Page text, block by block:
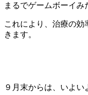
まるでゲームボーイみ
これにより、治療の
きます。
９月末からは、いよ